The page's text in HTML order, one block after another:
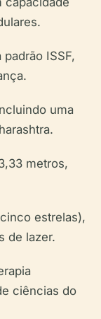
ISSF,
uma
metros,
estrelas),
de lazer.
ciências do